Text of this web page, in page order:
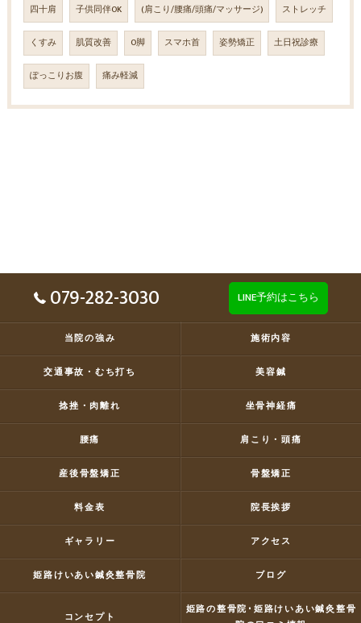
四十肩 子供同伴OK (肩こり/腰痛/頭痛/マッサージ) ストレッチ
くすみ 肌質改善 O脚 スマホ首 姿勢矯正 土日祝診療
ぽっこりお腹 痛み軽減
079-282-3030 LINE予約はこちら
当院の強み 施術内容
交通事故・むち打ち 美容鍼
捻挫・肉離れ 坐骨神経痛
腰痛 肩こり・頭痛
産後骨盤矯正 骨盤矯正
料金表 院長挨拶
ギャラリー アクセス
姫路けいあい鍼灸整骨院 ブログ
コンセプト
姫路の整骨院･姫路けいあい鍼灸整骨